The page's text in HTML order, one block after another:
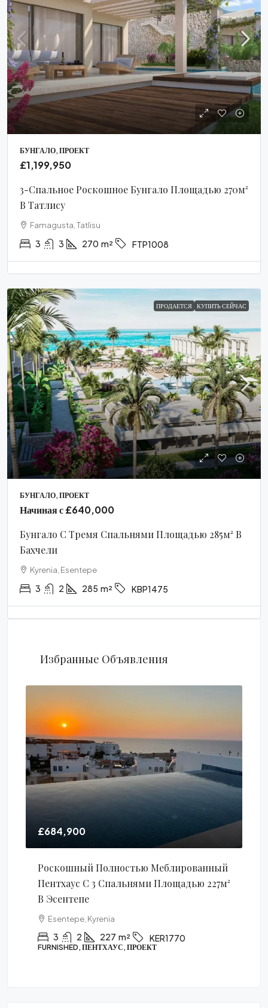
БУНГАЛО, ПРОЕКТ
£1,199,950
3-Спальное Роскошное Бунгало Площадью 270м²
В Татлису
Famagusta, Tatlisu
3 3 270 m² FTP1008
ПРОДАЕТСЯ КУПИТЬ СЕЙЧАС
БУНГАЛО, ПРОЕКТ
Начиная с£640,000
Бунгало С Тремя Спальнями Площадью 285м² В
Бахчели
Kyrenia, Esentepe
3 2 285 m² KBP1475
Избранные Объявления
£684,900
Роскошный Полностью Меблированный
Пентхаус С 3 Спальнями Площадью 227м²
В Эсентепе
Esentepe, Kyrenia
3 2 227 m² KER1770
FURNISHED, ПЕНТХАУС, ПРОЕКТ